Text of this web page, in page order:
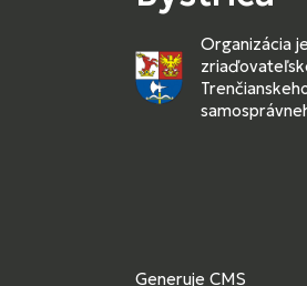
Organizácia
Generuje CMS